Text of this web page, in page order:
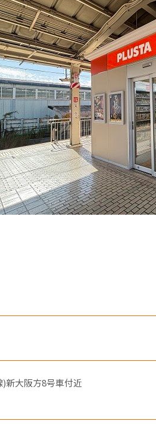
特産品や名産品たちを産
楽天市場
新大阪方8号車付近
円（税込）以上のクレジッ
号の入力、
もしくは「クレジット売上票クレ
ンをいただきます。
支払い回数は1回払いのみです。
便切手、テレフォンカード、
だけません。
度のお会計でのご利用可能上限
のご契約・ご利用状況により異な